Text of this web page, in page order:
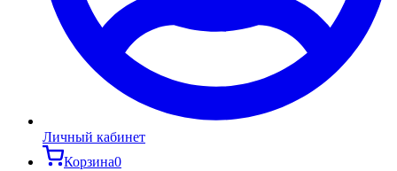
Личный кабинет
Корзина0